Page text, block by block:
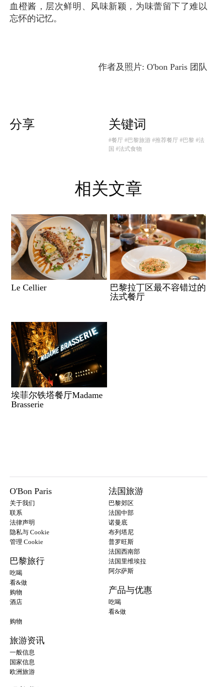
血橙酱，层次鲜明、风味新颖，为味蕾留下了难以
忘怀的记忆。
作者及照片: O'bon Paris 团队
分享 关键词
#餐厅 #巴黎旅游 #推荐餐厅 #巴黎 #法
国 #法式食物
相关文章
Le Cellier
巴黎拉丁区最不容错过的
法式餐厅
埃菲尔铁塔餐厅Madame
Brasserie
O'Bon Paris
关于我们
联系
法律声明
隐私与 Cookie
管理 Cookie
巴黎旅行
吃喝
看&做
购物
酒店
法国旅游
巴黎郊区
法国中部
诺曼底
布列塔尼
普罗旺斯
法国西南部
法国里维埃拉
阿尔萨斯
产品与优惠
吃喝
看&做
购物
旅游资讯
一般信息
国家信息
欧洲旅游